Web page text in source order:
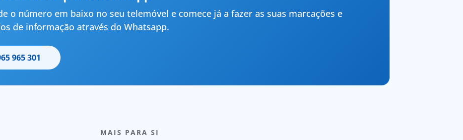
o número em baixo no seu telemóvel e comece já a fazer as suas marcações e
de informação através do Whatsapp.
965 301
MAIS PARA SI